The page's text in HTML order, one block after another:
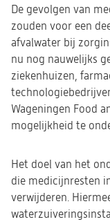
De gevolgen van
zouden voor een
afvalwater bij
nu nog nauwelijks
ziekenhuizen,
Wageningen Food
mogelijkheid te
Het doel van het
die medicijnresten
verwijderen.